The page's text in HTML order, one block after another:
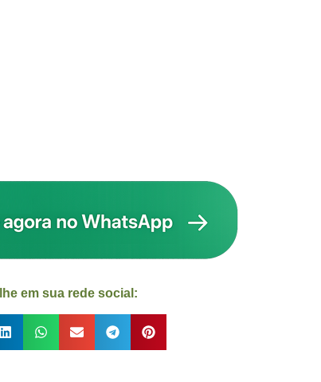
em sua rede social: